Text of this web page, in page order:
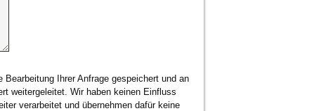
Bearbeitung Ihrer Anfrage gespeichert und an
weitergeleitet. Wir haben keinen Einfluss
verarbeitet und übernehmen dafür keine